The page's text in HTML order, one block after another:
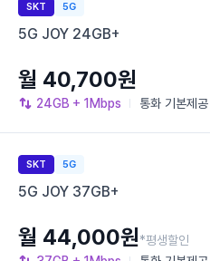
SKT 5G
5G JOY 24GB+
24GB + 1Mbps 통화 기본제공
월 40,700원
SKT 5G
5G JOY 37GB+
월 44,000원*평생할인